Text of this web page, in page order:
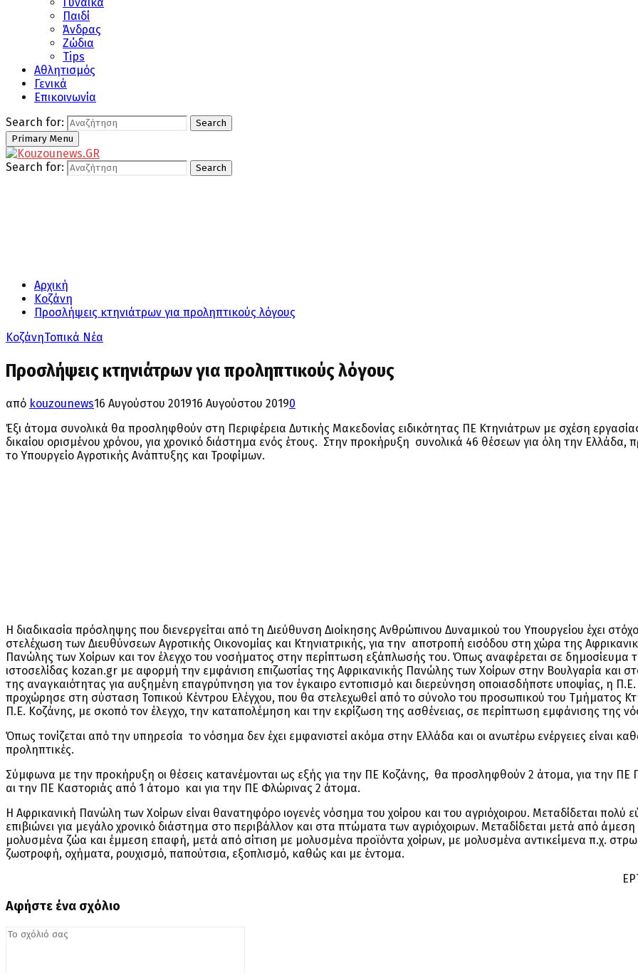
Παιδί
Άνδρας
Ζώδια
Tips
Αθλητισμός
Γενικά
Επικοινωνία
Search for:
Search
Primary Menu
Search for: Search
Αρχική
Κοζάνη
Προσλήψεις κτηνιάτρων για προληπτικούς λόγους
ΚοζάνηΤοπικά Νέα
Προσλήψεις κτηνιάτρων για προληπτικούς λόγους
από kouzounews16 Αυγούστου 201916 Αυγούστου 20190
Έξι άτομα συνολικά θα προσληφθούν στη Περιφέρεια Δυτικής Μακεδονίας ειδικότητας ΠΕ Κτηνιάτρων με σχέση εργασίας
δικαίου ορισμένου χρόνου, για χρονικό διάστημα ενός έτους. Στην προκήρυξη συνολικά 46 θέσεων για όλη την Ελλάδα,
το Υπουργείο Αγροτικής Ανάπτυξης και Τροφίμων.
Η διαδικασία πρόσληψης που διενεργείται από τη Διεύθυνση Διοίκησης Ανθρώπινου Δυναμικού του Υπουργείου έχει
στελέχωση των Διευθύνσεων Αγροτικής Οικονομίας και Κτηνιατρικής, για την αποτροπή εισόδου στη χώρα της
Πανώλης των Χοίρων και τον έλεγχο του νοσήματος στην περίπτωση εξάπλωσής του. Όπως αναφέρεται σε δημοσίευμα
ιστοσελίδας kozan.gr με αφορμή την εμφάνιση επιζωοτίας της Αφρικανικής Πανώλης των Χοίρων στην Βουλγαρία και
της αναγκαιότητας για αυξημένη επαγρύπνηση για τον έγκαιρο εντοπισμό και διερεύνηση οποιασδήποτε υποψίας, η
προχώρησε στη σύσταση Τοπικού Κέντρου Ελέγχου, που θα στελεχωθεί από το σύνολο του προσωπικού του Τμήματος
Π.Ε. Κοζάνης, με σκοπό τον έλεγχο, την καταπολέμηση και την εκρίζωση της ασθένειας, σε περίπτωση εμφάνισης της
Όπως τονίζεται από την υπηρεσία το νόσημα δεν έχει εμφανιστεί ακόμα στην Ελλάδα και οι ανωτέρω ενέργειες είναι
προληπτικές.
Σύμφωνα με την προκήρυξη οι θέσεις κατανέμονται ως εξής για την ΠΕ Κοζάνης, θα προσληφθούν 2 άτομα, για την ΠΕ
αι την ΠΕ Καστοριάς από 1 άτομο και για την ΠΕ Φλώρινας 2 άτομα.
Η Αφρικανική Πανώλη των Χοίρων είναι θανατηφόρο ιογενές νόσημα του χοίρου και του αγριόχοιρου. Μεταδίδεται πολύ
επιβιώνει για μεγάλο χρονικό διάστημα στο περιβάλλον και στα πτώματα των αγριόχοιρων. Μεταδίδεται μετά από
μολυσμένα ζώα και έμμεση επαφή, μετά από σίτιση με μολυσμένα προϊόντα χοίρων, με μολυσμένα αντικείμενα π.χ.
ζωοτροφή, οχήματα, ρουχισμό, παπούτσια, εξοπλισμό, καθώς και με έντομα.
Αφήστε ένα σχόλιο